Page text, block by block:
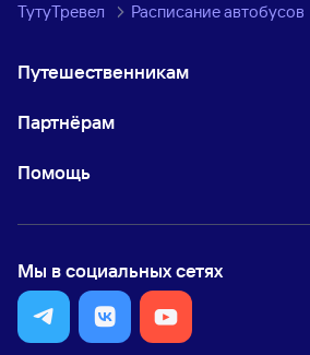
ТутуТревел Расписание автобусов
Путешественникам
Партнёрам
Помощь
Мы в социальных сетях